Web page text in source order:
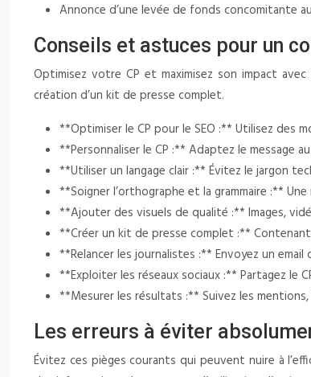
Annonce d’une levée de fonds concomitante
Conseils et astuces pour un
Optimisez votre CP et maximisez son impact
création d’un kit de presse complet.
**Optimiser le CP pour le SEO :** Utilisez des
**Personnaliser le CP :** Adaptez le message
**Utiliser un langage clair :** Évitez le jargon
**Soigner l’orthographe et la grammaire :**
**Ajouter des visuels de qualité :** Images,
**Créer un kit de presse complet :**
**Relancer les journalistes :** Envoyez un email
**Exploiter les réseaux sociaux :** Partagez le
**Mesurer les résultats :** Suivez les
Les erreurs à éviter
Évitez ces pièges courants qui peuvent nuire à